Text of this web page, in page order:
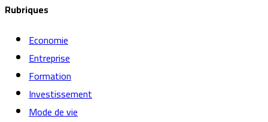
Rubriques
Economie
Entreprise
Formation
Investissement
Mode de vie